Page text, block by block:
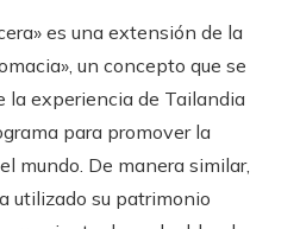
es una extensión de la
un concepto que se
la experiencia de Tailandia
para promover la
mundo. De manera similar,
utilizado su patrimonio